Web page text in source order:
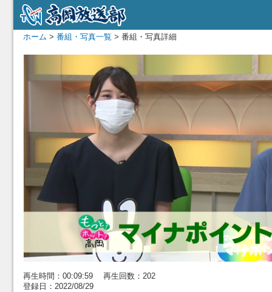
ホーム > 番組・写真一覧 > 番組・写真詳細
再生時間：00:09:59 再生回数：202
登録日：2022/08/29